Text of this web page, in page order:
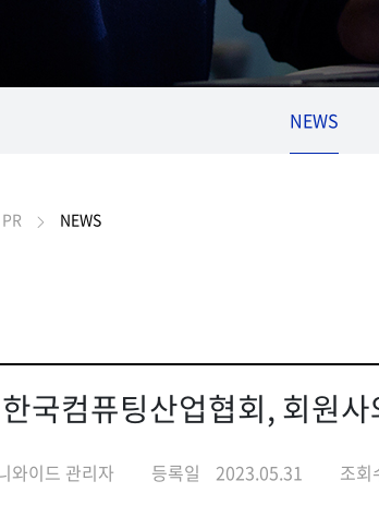
NEWS
PR NEWS
국컴퓨팅산업협회, 회원
와이드 관리자 등록일 2023.05.31 조회